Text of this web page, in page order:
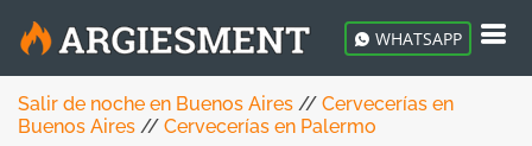
WHATSAPP
Salir de noche en Buenos Aires // Cervecerías en
Buenos Aires // Cervecerías en Palermo